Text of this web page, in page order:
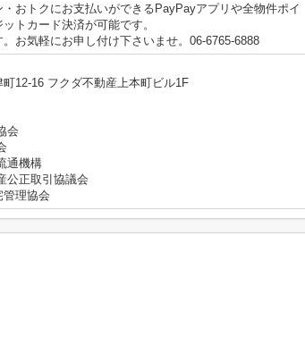
おトクにお支払いができるPayPayアプリや全物件ポイ
トカード決済が可能です。
お気軽にお申し付け下さいませ。06-6765-6888
12-16 フクダ不動産上本町ビル1F
会
通機構
公正取引協議会
理協会